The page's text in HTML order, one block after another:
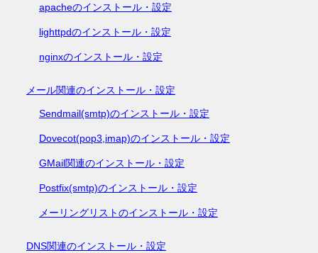
apacheのインストール・設定
lighttpdのインストール・設定
nginxのインストール・設定
メール関連のインストール・設定
Sendmail(smtp)のインストール・設定
Dovecot(pop3,imap)のインストール・設定
GMail関連のインストール・設定
Postfix(smtp)のインストール・設定
メーリングリストのインストール・設定
DNS関連のインストール・設定